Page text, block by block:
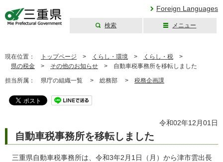
Foreign Languages
検索 メニュー
現在位置： トップページ > くらし・環境 > くらし・税 >
県の税金 > その他のお知らせ > 自動車税事務所を移転しました
担当所属： 県庁の組織一覧 > 総務部 > 税務企画課
令和02年12月01日
自動車税事務所を移転しました
三重県自動車税事務所は、令和3年2月1日（月）から津市雲出長